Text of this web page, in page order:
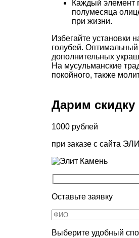
Каждый элемент
полумесяца
при жизни.
Избегайте установки
голубей. Оптимальный
дополнительных
На мусульманские
покойного, также
Дарим скидку
1000 рублей
при заказе с сайта
Оставьте заявку
Выберите удобный